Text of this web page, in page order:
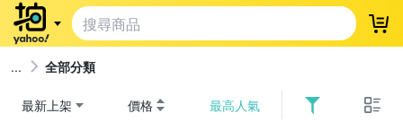
登
全部分類
最新上架 價格 最高人氣